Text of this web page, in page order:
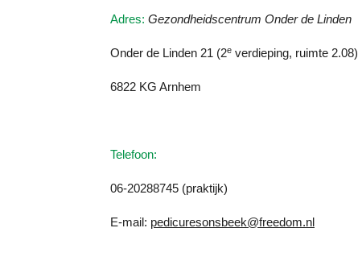
Adres: Gezondheidscentrum Onder de Linden
Onder de Linden 21 (2e verdieping, ruimte 2.08)
6822 KG Arnhem
Telefoon:
06-20288745 (praktijk)
E-mail: pedicuresonsbeek@freedom.nl